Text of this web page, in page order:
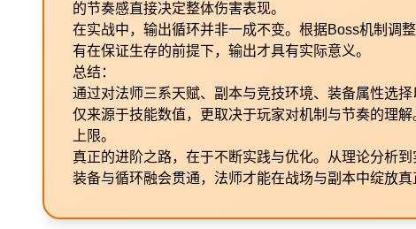
的节奏感直接决定整体伤害表现。
在实战中，输出循环并非一成不变。根据Boss机制调
有在保证生存的前提下，输出才具有实际意义。
总结：
通过对法师三系天赋、副本与竞技环境、装备属性选
仅来源于技能数值，更取决于玩家对机制与节奏的理
上限。
真正的进阶之路，在于不断实践与优化。从理论分析
装备与循环融会贯通，法师才能在战场与副本中绽放真